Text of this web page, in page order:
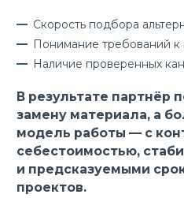
Скорость подбора
Понимание требований
Наличие проверенных
В результате партнёр
замену материала, а
модель работы — с
себестоимостью,
и предсказуемыми
проектов.